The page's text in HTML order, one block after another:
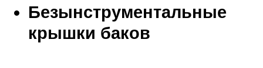
Безынструментальные
крышки баков